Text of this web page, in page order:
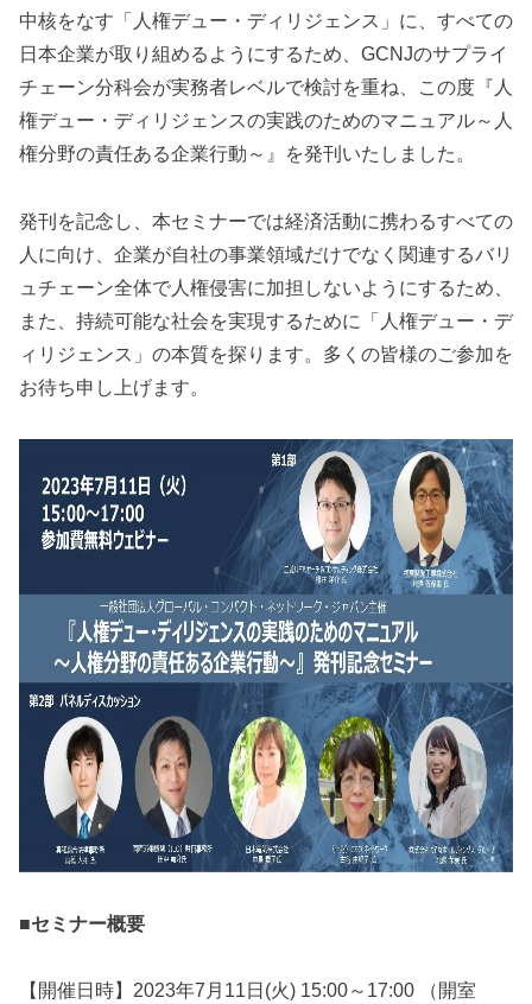
中核をなす「人権デュー・ディリジェンス」に、すべての
日本企業が取り組めるようにするため、GCNJのサプライ
チェーン分科会が実務者レベルで検討を重ね、この度『人
権デュー・ディリジェンスの実践のためのマニュアル～人
権分野の責任ある企業行動～』を発刊いたしました。
発刊を記念し、本セミナーでは経済活動に携わるすべての
人に向け、企業が自社の事業領域だけでなく関連するバリ
ュチェーン全体で人権侵害に加担しないようにするため、
また、持続可能な社会を実現するために「人権デュー・デ
ィリジェンス」の本質を探ります。多くの皆様のご参加を
お待ち申し上げます。
■セミナー概要
【開催日時】2023年7月11日(火) 15:00～17:00 （開室